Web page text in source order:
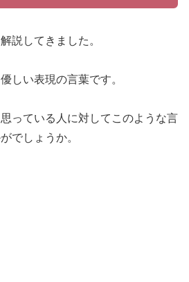
説してきました。
しい表現の言葉です。
っている人に対してこのような言
でしょうか。